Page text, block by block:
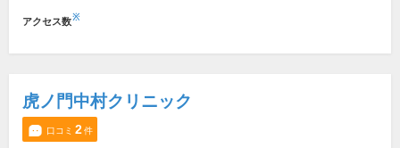
アクセス数※
⻁ノ門中村クリニック
口コミ 2件